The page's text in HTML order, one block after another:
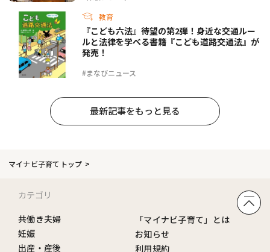
教育
#まなびニュース
『こども六法』待望の第2弾！身近な交通ルー
ルと法律を学べる書籍『こども道路交通法』が
発売！
最新記事をもっと見る
マイナビ子育てトップ
カテゴリ
共働き夫婦
妊娠
出産・産後
「マイナビ子育て」とは
お知らせ
利用規約